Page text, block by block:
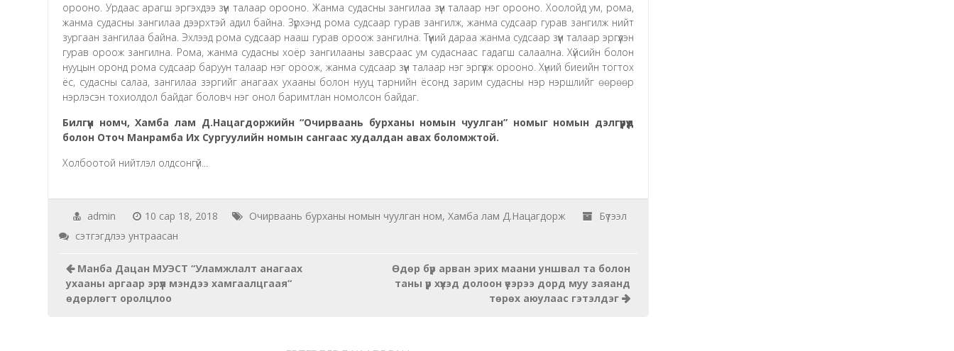
орооно. Урдаас арагш эргэхдээ зүүн талаар орооно. Жанма судасны зангилаа зүүн талаар нэг орооно. Хоолойд ум, рома,
жанма судасны зангилаа дээрхтэй адил байна. Зүрхэнд рома судсаар гурав зангилж, жанма судсаар гурав зангилж нийт
зургаан зангилаа байна. Эхлээд рома судсаар нааш гурав ороож зангилна. Түүний дараа жанма судсаар зүүн талаар эргүүлэн
гурав ороож зангилна. Рома, жанма судасны хоёр зангилааны завсраас ум судаснаас гадагш салаална. Хүйсийн болон
нууцын оронд рома судсаар баруун талаар нэг ороож, жанма судсаар зүүн талаар нэг эргүүлж орооно. Хүний биеийн тогтох
ёс, судасны салаа, зангилаа зэргийг анагаах ухааны болон нууц тарнийн ёсонд зарим судасны нэр нэршлийг өөрөөр
нэрлэсэн тохиолдол байдаг боловч нэг онол баримтлан номолсон байдаг.
Билгүүн номч, Хамба лам Д.Нацагдоржийн “Очирваань бурханы номын чуулган” номыг номын дэлгүүрүүд
болон Оточ Манрамба Их Сургуулийн номын сангаас худалдан авах боломжтой.
Холбоотой нийтлэл олдсонгүй...
admin 10 сар 18, 2018 Очирваань бурханы номын чуулган ном,Хамба лам Д.Нацагдорж
Бүтээл
Амь
хийг
удаан
сэтгэгдлээ унтраасан
Манба Дацан МУЭСТ “Уламжлалт анагаах
ухааны аргаар эрүүл мэндээ хамгаалцгаая“
өдөрлөгт оролцлоо
Өдөр бүр арван эрих маани уншвал та болон
таны үр хүүхэд долоон үеэрээ дорд муу заяанд
төрөх аюулаас гэтэлдэг